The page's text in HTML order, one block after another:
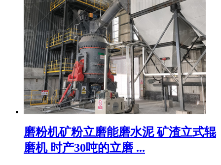
磨粉机矿粉立磨能磨水泥 矿渣立式辊
磨机 时产30吨的立磨 ...